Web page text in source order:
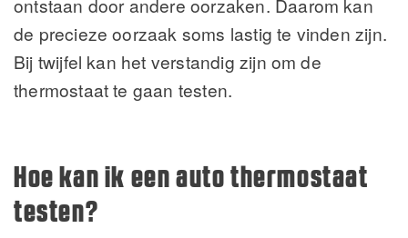
ontstaan door andere oorzaken. Daarom kan
de precieze oorzaak soms lastig te vinden zijn.
Bij twijfel kan het verstandig zijn om de
thermostaat te gaan testen.
Hoe kan ik een auto thermostaat
testen?